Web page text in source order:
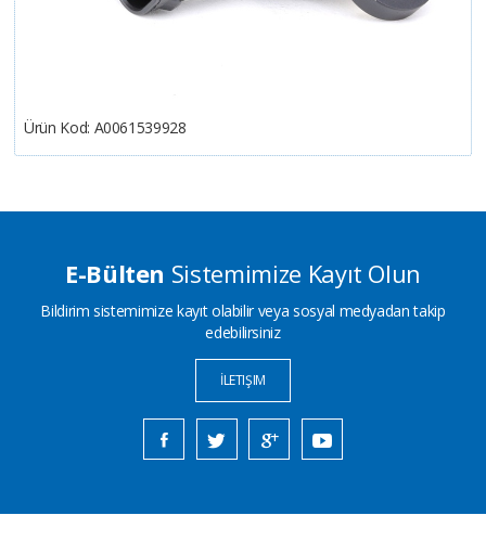
Ürün Kod: A0061539928
E-Bülten Sistemimize Kayıt Olun
Bildirim sistemimize kayıt olabilir veya sosyal medyadan takip
edebilirsiniz
İLETIŞIM